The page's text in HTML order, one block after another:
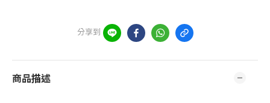
分享到
商品描述